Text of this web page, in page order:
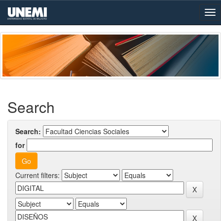
Skip
navigation
Search
Search:
for
Current filters: